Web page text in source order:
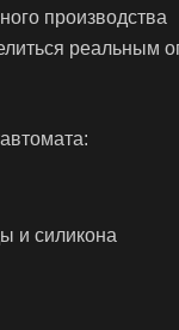
производства
реальным
и силикона